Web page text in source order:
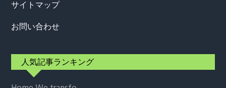
サイトマップ
お問い合わせ
人気記事ランキング